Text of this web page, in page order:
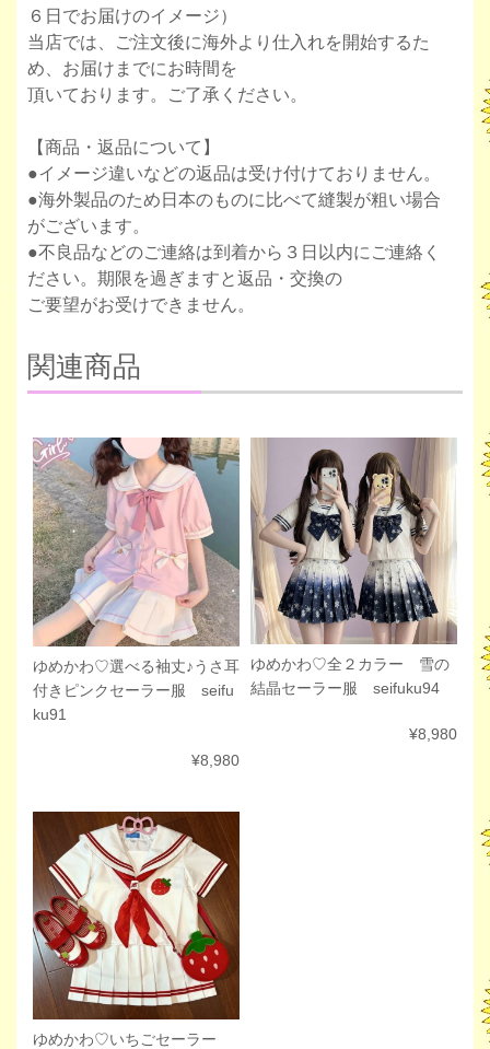
６日でお届けのイメージ）
当店では、ご注文後に海外より仕入れを開始するた
め、お届けまでにお時間を
頂いております。ご了承ください。
【商品・返品について】
●イメージ違いなどの返品は受け付けておりません。
●海外製品のため日本のものに比べて縫製が粗い場合
がございます。
●不良品などのご連絡は到着から３日以内にご連絡く
ださい。期限を過ぎますと返品・交換の
ご要望がお受けできません。
関連商品
ゆめかわ♡選べる袖丈♪うさ耳
付きピンクセーラー服 seifu
ku91
¥8,980
ゆめかわ♡全２カラー 雪の
結晶セーラー服 seifuku94
¥8,980
ゆめかわ♡いちごセーラー